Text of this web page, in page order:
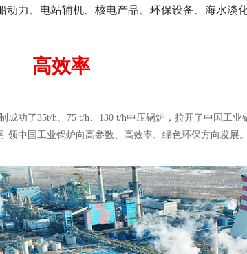
力、电站辅机、核电产品、环保设备、海水淡
高效率
成功了35t/h、75 t/h、130 t/h中压锅炉，拉开了中国工
领中国工业锅炉向高参数、高效率、绿色环保方向发展